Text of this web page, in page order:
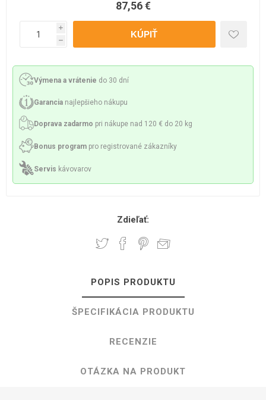
87,56 €
i
h
Výmena a vrátenie do 30 dní
Garancia najlepšieho nákupu
Doprava zadarmo pri nákupe nad 120 € do 20 kg
Bonus program pro registrované zákazníky
Servis kávovarov
Zdieľať:
POPIS PRODUKTU
ŠPECIFIKÁCIA PRODUKTU
RECENZIE
OTÁZKA NA PRODUKT